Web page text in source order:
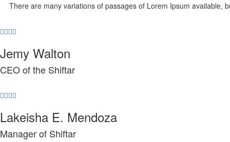
There are many variations of passages of Lorem Ipsum available,
Jemy Walton
CEO of the Shiftar
Lakeisha E. Mendoza
Manager of Shiftar